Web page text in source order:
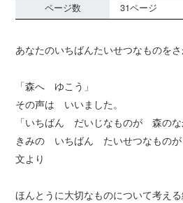
ページ数
31ページ
あなたのいちばんたいせつなものを
「森へ ゆこう」
その声は いいました。
「いちばん だいじなものが 森の
きみの いちばん たいせつなも
文より
ほんとうに大切なものについて考え